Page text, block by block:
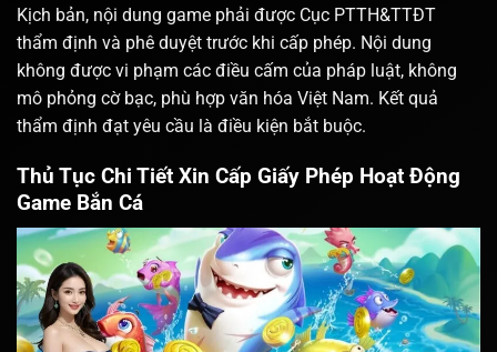
Kịch bản, nội dung game phải được Cục PTTH&TTĐT
thẩm định và phê duyệt trước khi cấp phép. Nội dung
không được vi phạm các điều cấm của pháp luật, không
mô phỏng cờ bạc, phù hợp văn hóa Việt Nam. Kết quả
thẩm định đạt yêu cầu là điều kiện bắt buộc.
Thủ Tục Chi Tiết Xin Cấp Giấy Phép Hoạt Động
Game Bắn Cá